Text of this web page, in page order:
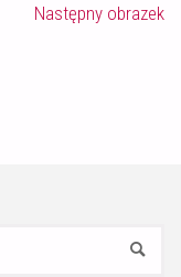
Następny obrazek
SZUKAJ